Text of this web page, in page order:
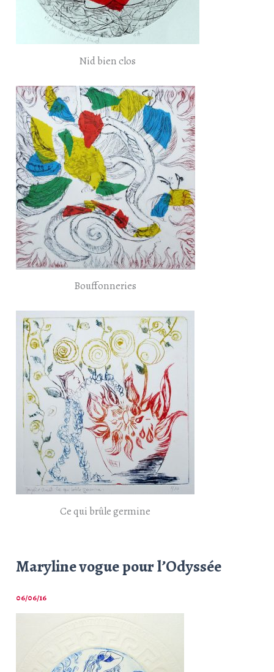
Nid bien clos
Bouffonneries
Ce qui brûle germine
Maryline vogue pour l’Odyssée
06/06/16